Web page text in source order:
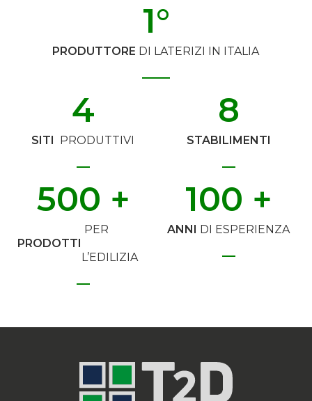
PRODUTTORE DI LATERIZI IN ITALIA
1°
SITI PRODUTTIVI
4
STABILIMENTI
8
PRODOTTI
PER
L’EDILIZIA
500 +
ANNI DI ESPERIENZA
100 +